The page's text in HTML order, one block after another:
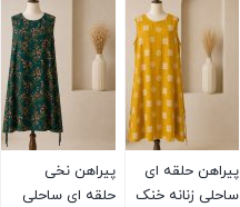
پیراهن حلقه ای
ساحلی زنانه خنک
پیراهن نخی
حلقه ای ساحلی